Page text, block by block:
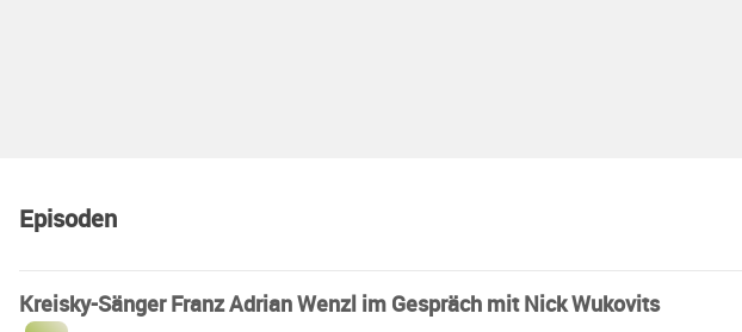
Episoden
Kreisky-Sänger Franz Adrian Wenzl im Gespräch mit Nick Wukovits